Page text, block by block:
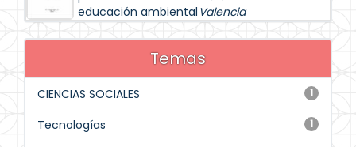
educación ambiental Valencia
Temas
1
CIENCIAS SOCIALES
1
Tecnologías